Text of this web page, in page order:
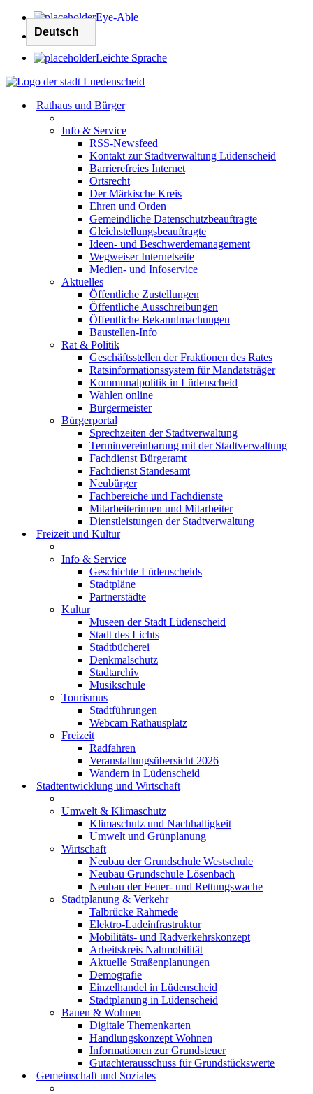
Eye-Able
Leichte Sprache
Rathaus und Bürger
Info & Service
RSS-Newsfeed
Kontakt zur Stadtverwaltung Lüdenscheid
Barrierefreies Internet
Ortsrecht
Der Märkische Kreis
Ehren und Orden
Gemeindliche Datenschutzbeauftragte
Gleichstellungsbeauftragte
Ideen- und Beschwerdemanagement
Wegweiser Internetseite
Medien- und Infoservice
Aktuelles
Öffentliche Zustellungen
Öffentliche Ausschreibungen
Öffentliche Bekanntmachungen
Baustellen-Info
Rat & Politik
Geschäftsstellen der Fraktionen des Rates
Ratsinformationssystem für Mandatsträger
Kommunalpolitik in Lüdenscheid
Wahlen online
Bürgermeister
Bürgerportal
Sprechzeiten der Stadtverwaltung
Terminvereinbarung mit der Stadtverwaltung
Fachdienst Bürgeramt
Fachdienst Standesamt
Neubürger
Fachbereiche und Fachdienste
Mitarbeiterinnen und Mitarbeiter
Dienstleistungen der Stadtverwaltung
Freizeit und Kultur
Info & Service
Geschichte Lüdenscheids
Stadtpläne
Partnerstädte
Kultur
Museen der Stadt Lüdenscheid
Stadt des Lichts
Stadtbücherei
Denkmalschutz
Stadtarchiv
Musikschule
Tourismus
Stadtführungen
Webcam Rathausplatz
Freizeit
Radfahren
Veranstaltungsübersicht 2026
Wandern in Lüdenscheid
Stadtentwicklung und Wirtschaft
Umwelt & Klimaschutz
Klimaschutz und Nachhaltigkeit
Umwelt und Grünplanung
Wirtschaft
Neubau der Grundschule Westschule
Neubau Grundschule Lösenbach
Neubau der Feuer- und Rettungswache
Stadtplanung & Verkehr
Talbrücke Rahmede
Elektro-Ladeinfrastruktur
Mobilitäts- und Radverkehrskonzept
Arbeitskreis Nahmobilität
Aktuelle Straßenplanungen
Demografie
Einzelhandel in Lüdenscheid
Stadtplanung in Lüdenscheid
Bauen & Wohnen
Digitale Themenkarten
Handlungskonzept Wohnen
Informationen zur Grundsteuer
Gutachterausschuss für Grundstückswerte
Gemeinschaft und Soziales